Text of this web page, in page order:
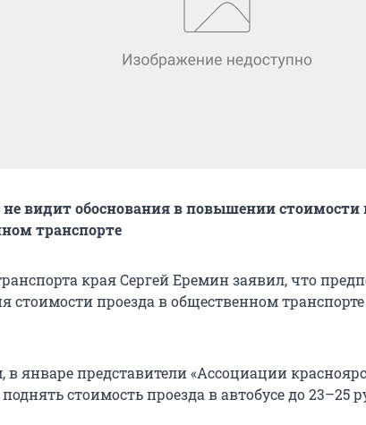
видит обоснования в повышении стоимости
транспорте
края Сергей Еремин заявил, что
стоимости проезда в общественном
январе представители «Ассоциации
стоимость проезда в автобусе до 23–25